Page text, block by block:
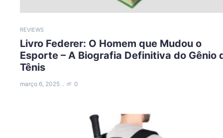
REVIEWS
Livro Federer: O Homem que Mudou o
Esporte – A Biografia Definitiva do Gênio
Tênis
março 6, 2025 0